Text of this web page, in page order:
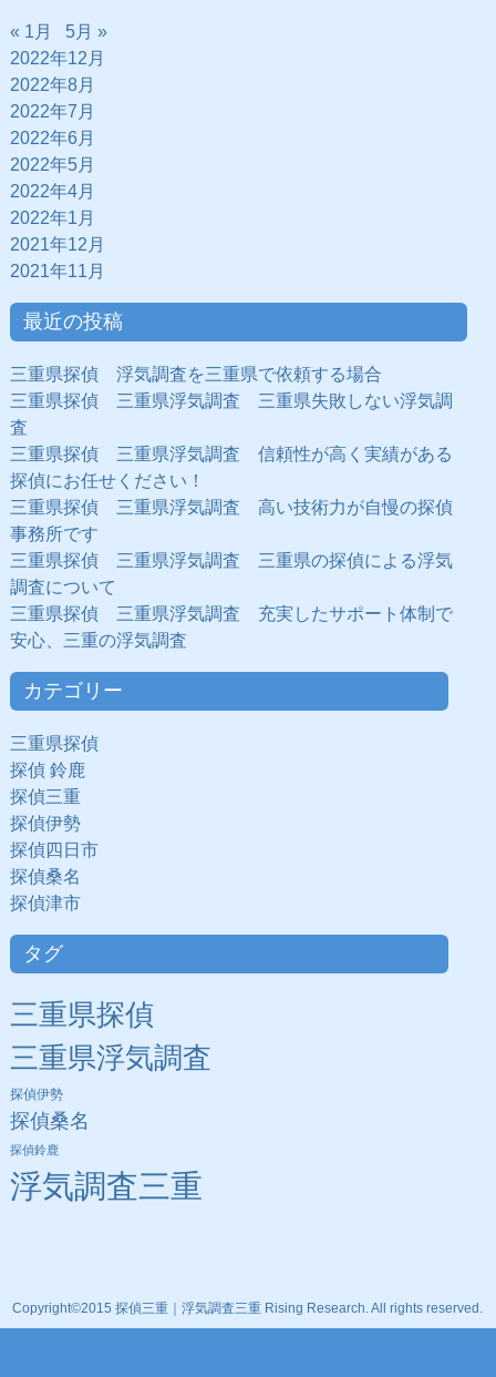
« 1月
5月 »
2022年12月
2022年8月
2022年7月
2022年6月
2022年5月
2022年4月
2022年1月
2021年12月
2021年11月
最近の投稿
三重県探偵 浮気調査を三重県で依頼する場合
三重県探偵 三重県浮気調査 三重県失敗しない浮気調
査
三重県探偵 三重県浮気調査 信頼性が高く実績がある
探偵にお任せください！
三重県探偵 三重県浮気調査 高い技術力が自慢の探偵
事務所です
三重県探偵 三重県浮気調査 三重県の探偵による浮気
調査について
三重県探偵 三重県浮気調査 充実したサポート体制で
安心、三重の浮気調査
カテゴリー
三重県探偵
探偵 鈴鹿
探偵三重
探偵伊勢
探偵四日市
探偵桑名
探偵津市
タグ
三重県探偵
三重県浮気調査
探偵伊勢
探偵桑名
探偵鈴鹿
浮気調査三重
Copyright©2015 探偵三重｜浮気調査三重 Rising Research. All rights reserved.